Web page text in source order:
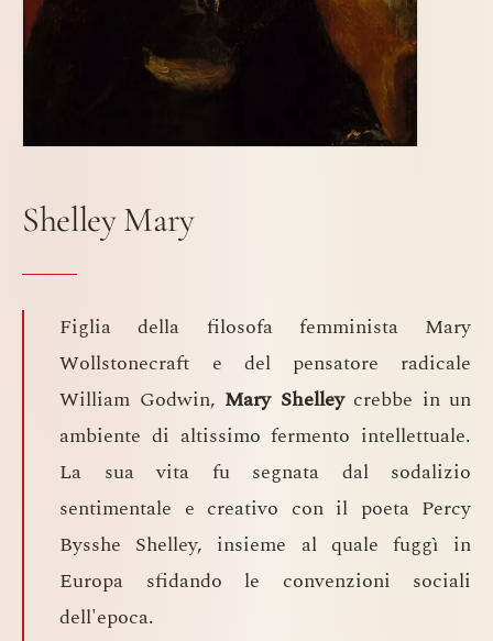
Shelley Mary
Figlia della filosofa femminista Mary
Wollstonecraft e del pensatore radicale
William Godwin, Mary Shelleycrebbe in un
ambiente di altissimo fermento intellettuale.
La sua vita fu segnata dal sodalizio
sentimentale e creativo con il poeta Percy
Bysshe Shelley, insieme al quale fuggì in
Europa sfidando le convenzioni sociali
dell'epoca.